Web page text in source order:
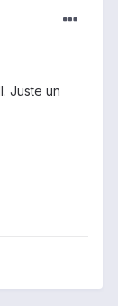
Juste un